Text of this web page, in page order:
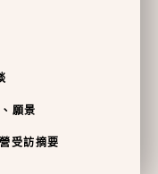
願景
受訪摘要